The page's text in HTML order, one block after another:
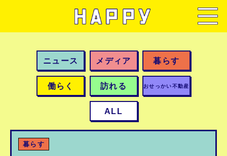
ニュース メディア 暮らす
働らく 訪れる おせっかい不動産
ALL
暮らす